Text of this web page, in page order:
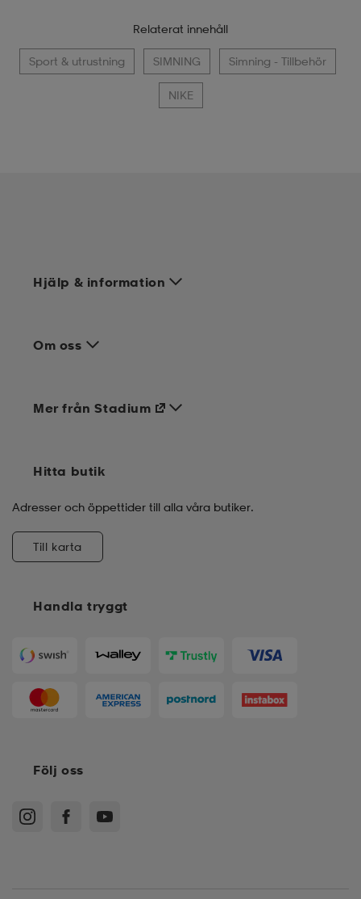
Relaterat innehåll
Sport & utrustning SIMNING Simning - Tillbehör
NIKE
Hjälp & information
Om oss
Handla tryggt
Mer från Stadium
Hitta butik
Adresser och öppettider till alla våra butiker.
Till karta
Följ oss